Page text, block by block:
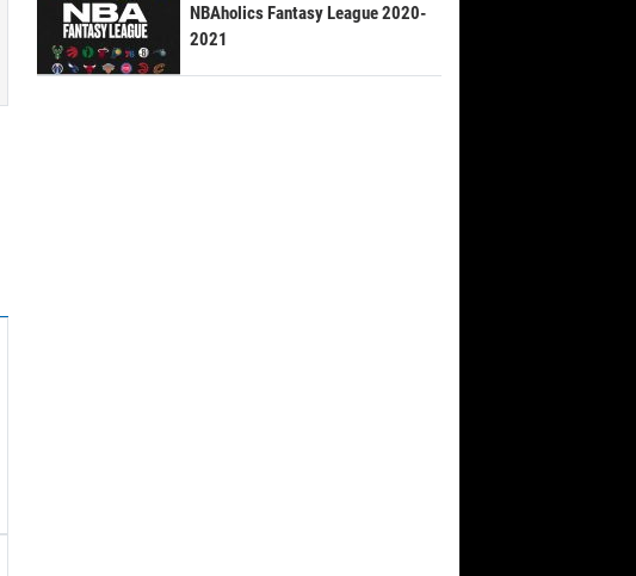
NBAholics Fantasy League 2020-
2021